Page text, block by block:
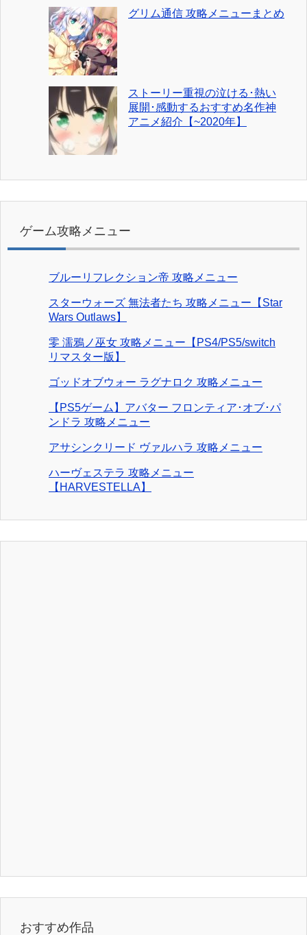
グリム通信 攻略メニューまとめ
ストーリー重視の泣ける･熱い
展開･感動するおすすめ名作神
アニメ紹介【~2020年】
ゲーム攻略メニュー
ブルーリフレクション帝 攻略メニュー
スターウォーズ 無法者たち 攻略メニュー【Star
Wars Outlaws】
零 濡鴉ノ巫女 攻略メニュー【PS4/PS5/switch
リマスター版】
ゴッドオブウォー ラグナロク 攻略メニュー
【PS5ゲーム】アバター フロンティア･オブ･パ
ンドラ 攻略メニュー
アサシンクリード ヴァルハラ 攻略メニュー
ハーヴェステラ 攻略メニュー
【HARVESTELLA】
おすすめ作品